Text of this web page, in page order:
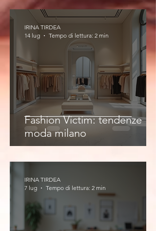
Fashion Victim: tendenze
moda milano
IRINA TIRDEA
14 lug
Tempo di lettura: 2 min
IRINA TIRDEA
7 lug
Tempo di lettura: 2 min